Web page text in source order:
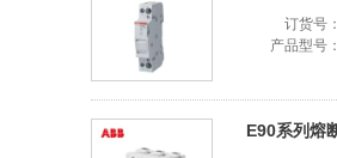
订货号
产品型号
E90系列熔